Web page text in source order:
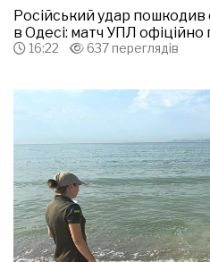
Російський удар
в Одесі: матч УПЛ
16:22 637 переглядів